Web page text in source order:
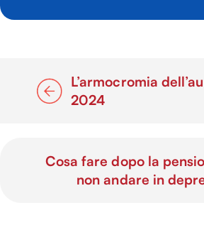
L’armocromia
2024
Cosa fare dopo la
non andare in